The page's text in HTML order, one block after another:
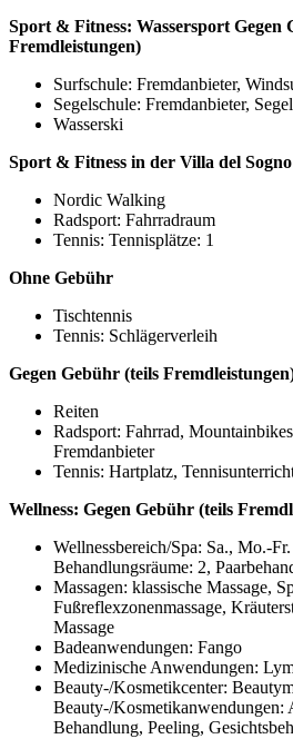
Sport & Fitness: Wassersport Gegen
Fremdleistungen)
Surfschule: Fremdanbieter,
Segelschule: Fremdanbieter,
Wasserski
Sport & Fitness in der Villa del Sogno
Nordic Walking
Radsport: Fahrradraum
Tennis: Tennisplätze: 1
Ohne Gebühr
Tischtennis
Tennis: Schlägerverleih
Gegen Gebühr (teils
Reiten
Radsport: Fahrrad,
Fremdanbieter
Tennis: Hartplatz,
Wellness: Gegen Gebühr (teils
Wellnessbereich/Spa: Sa., Mo.-
Behandlungsräume: 2,
Massagen: klassische Massage,
Fußreflexzonenmassage,
Massage
Badeanwendungen: Fango
Medizinische Anwendungen:
Beauty-/Kosmetikcenter:
Beauty-/
Behandlung, Peeling,